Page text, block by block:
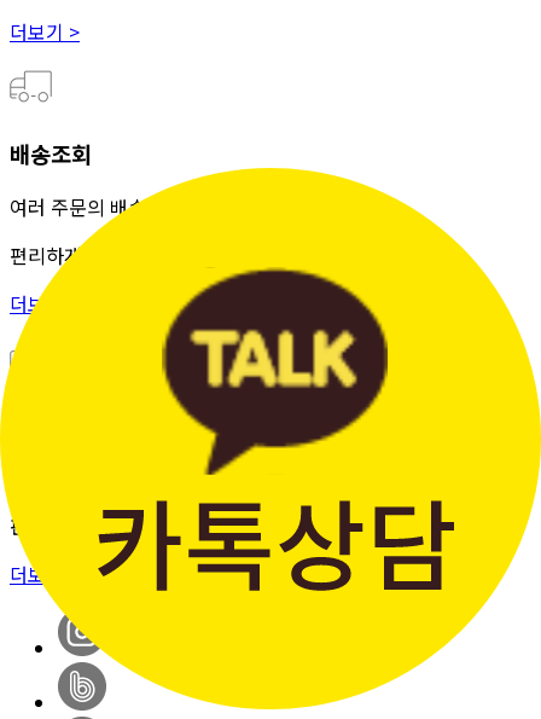
더보기 >
배송조회
여러 주문의 배송 상태를 한 화면에서
편리하게 조회할 수 있습니다.
더보기 >
간단한 가입 프로세스 & 편리한
판매 시스템
더보기 >